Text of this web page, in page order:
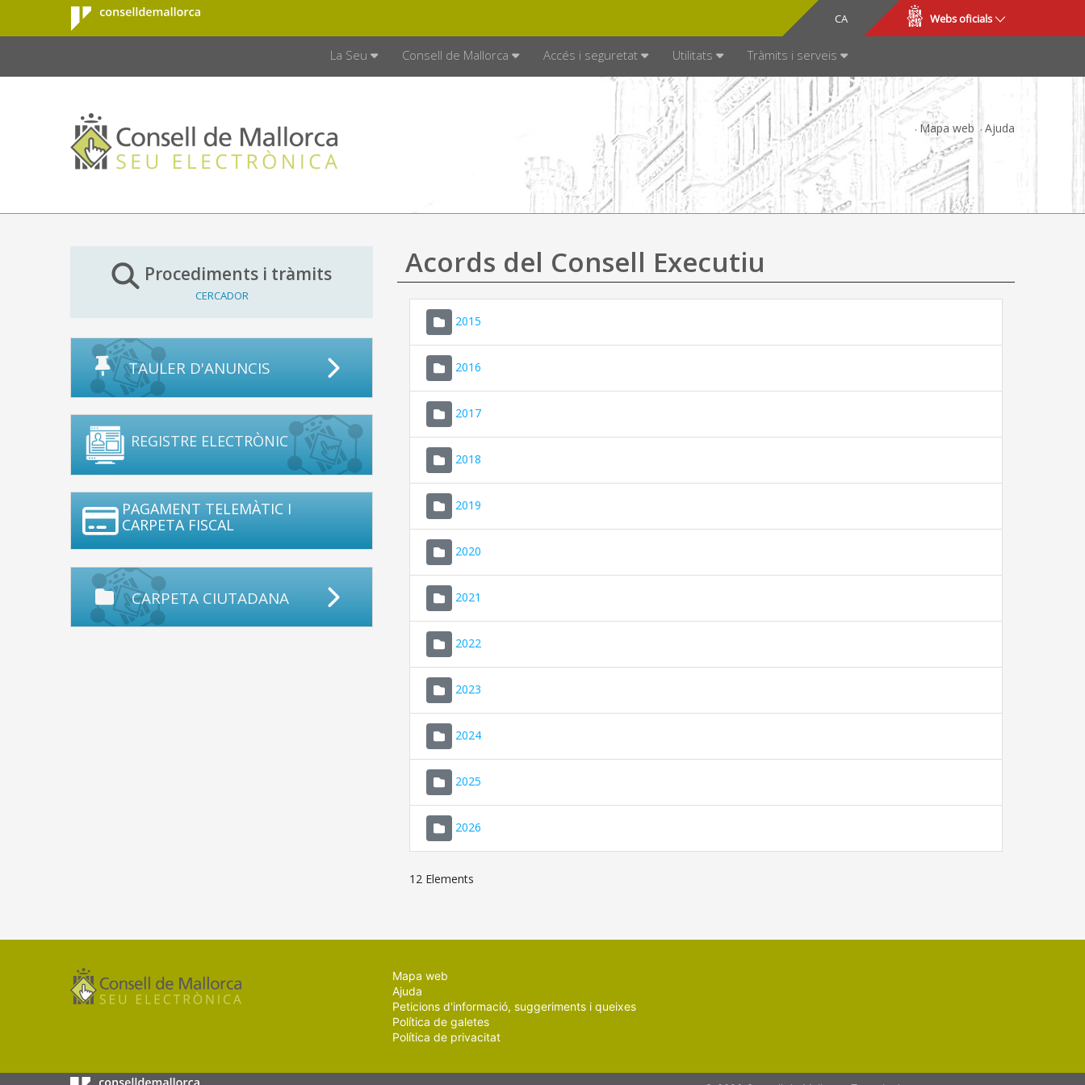
Salta al contingut principal
Consell de
Mallorca
CA
ES Webs oficials
La Seu Consell de Mallorca Accés i seguretat Utilitats Tràmits i serveis
Mapa web Ajuda
Procediments i tràmits
CERCADOR
TAULER D'ANUNCIS
REGISTRE ELECTRÒNIC
PAGAMENT TELEMÀTIC I
CARPETA FISCAL
CARPETA CIUTADANA
Acords del Consell Executiu
2015
2016
2017
2018
2019
2020
2021
2022
2023
2024
2025
2026
12 Elements
Mapa web
Ajuda
Peticions d'informació, suggeriments i queixes
Política de galetes
Política de privacitat